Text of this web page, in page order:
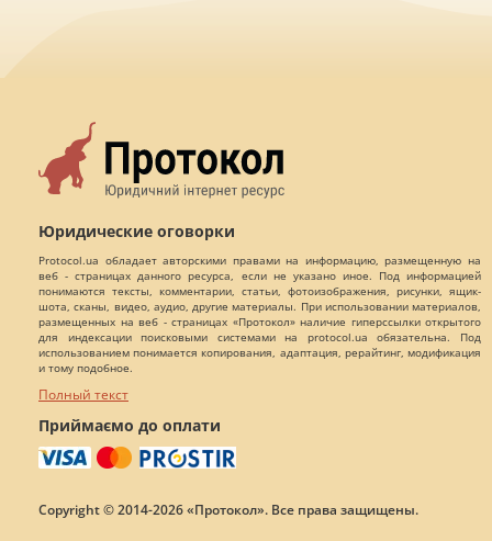
Юридические оговорки
Protocol.ua обладает авторскими правами на информацию, размещенную на
веб - страницах данного ресурса, если не указано иное. Под информацией
понимаются тексты, комментарии, статьи, фотоизображения, рисунки, ящик-
шота, сканы, видео, аудио, другие материалы. При использовании материалов,
размещенных на веб - страницах «Протокол» наличие гиперссылки открытого
для индексации поисковыми системами на protocol.ua обязательна. Под
использованием понимается копирования, адаптация, рерайтинг, модификация
и тому подобное.
Полный текст
Приймаємо до оплати
Copyright © 2014-2026 «Протокол». Все права защищены.